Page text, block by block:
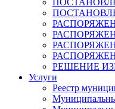
РЕШЕНИЕ
Услуги
Реестр